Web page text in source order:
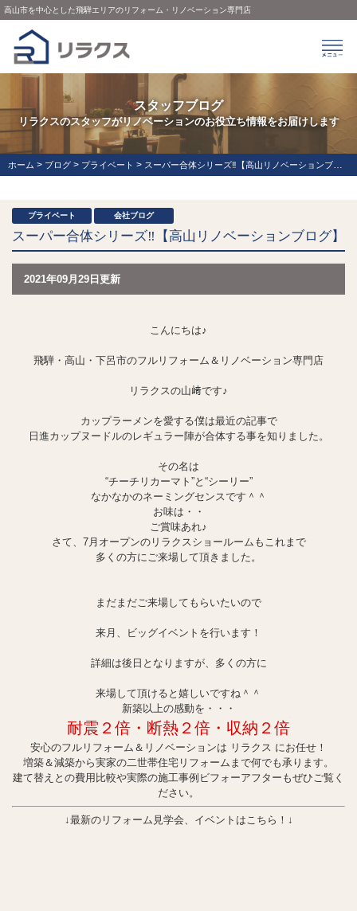
高山市を中心とした飛騨エリアのリフォーム・リノベーション専門店
スタッフブログ
リラクスのスタッフがリノベーションのお役立ち情報をお届けします
ホーム > ブログ > プライベート > スーパー合体シリーズ‼【高山リノベーションブログ】
プライベート 会社ブログ
スーパー合体シリーズ‼【高山リノベーションブログ】
2021年09月29日更新
こんにちは♪
飛騨・高山・下呂市のフルリフォーム＆リノベーション専門店
リラクスの山﨑です♪
カップラーメンを愛する僕は最近の記事で
日進カップヌードルのレギュラー陣が合体する事を知りました。
その名は
“チーチリカーマト”と“シーリー”
なかなかのネーミングセンスです＾＾
お味は・・
ご賞味あれ♪
さて、7月オープンのリラクスショールームもこれまで
多くの方にご来場して頂きました。
まだまだご来場してもらいたいので
来月、ビッグイベントを行います！
詳細は後日となりますが、多くの方に
来場して頂けると嬉しいですね＾＾
新築以上の感動を・・・
耐震２倍・断熱２倍・収納２倍
安心のフルリフォーム＆リノベーションは リラクス にお任せ！
増築＆減築から実家の二世帯住宅リフォームまで何でも承ります。
建て替えとの費用比較や実際の施工事例ビフォーアフターもぜひご覧く
ださい。
↓最新のリフォーム見学会、イベントはこちら！↓